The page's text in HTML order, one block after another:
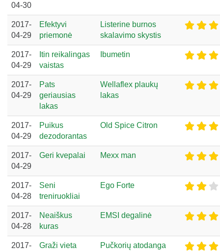
04-30
2017-
04-29
Efektyvi
priemonė
Listerine burnos
skalavimo skystis
2017-
04-29
Itin reikalingas
vaistas
Ibumetin
2017-
04-29
Pats
geriausias
lakas
Wellaflex plaukų
lakas
2017-
04-29
Puikus
dezodorantas
Old Spice Citron
2017-
04-29
Geri kvepalai Mexx man
2017-
04-28
Seni
treniruokliai
Ego Forte
2017-
04-28
Neaiškus
kuras
EMSI degalinė
2017-
Graži vieta Pučkorių atodanga